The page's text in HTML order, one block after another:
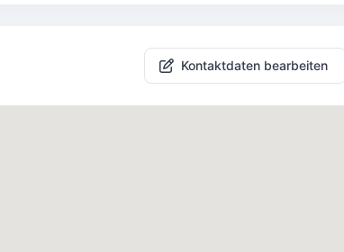
Kontaktdaten bearbeiten